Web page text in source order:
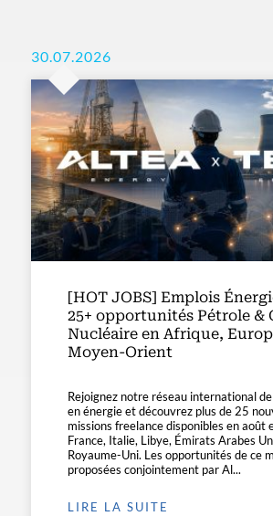
30.07.2026
[HOT JOBS] Emplois
25+ opportunités Pétrole &
Nucléaire en Afrique,
Moyen-Orient
Rejoignez notre réseau international
en énergie et découvrez plus de 25
missions freelance disponibles en août
France, Italie, Libye, Émirats Arabes
Royaume-Uni. Les opportunités de ce
proposées conjointement par Al...
LIRE LA SUITE